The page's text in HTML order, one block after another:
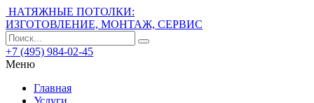
НАТЯЖНЫЕ ПОТОЛКИ:
ИЗГОТОВЛЕНИЕ, МОНТАЖ, СЕРВИС
+7 (495) 984-02-45
Меню
Главная
Услуги